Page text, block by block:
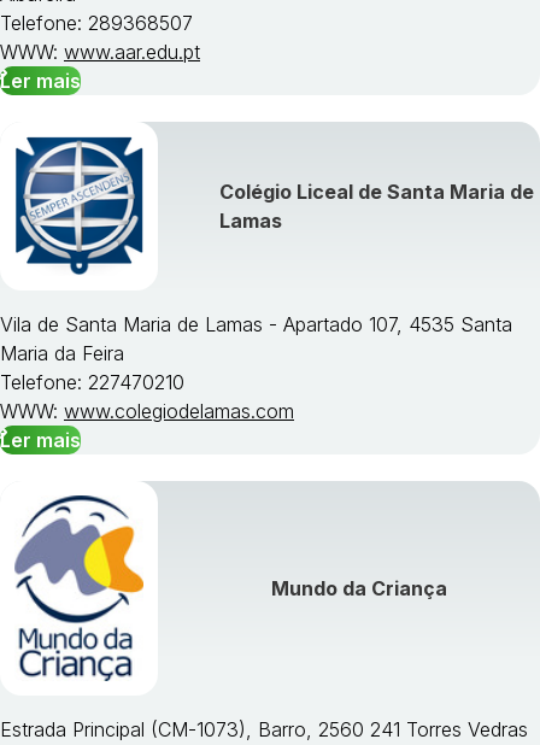
Telefone: 289368507
WWW: www.aar.edu.pt
Ler mais
Colégio Liceal de Santa Maria de
Lamas
Vila de Santa Maria de Lamas - Apartado 107, 4535 Santa
Maria da Feira
Telefone: 227470210
WWW: www.colegiodelamas.com
Ler mais
Mundo da Criança
Estrada Principal (CM-1073), Barro, 2560 241 Torres Vedras